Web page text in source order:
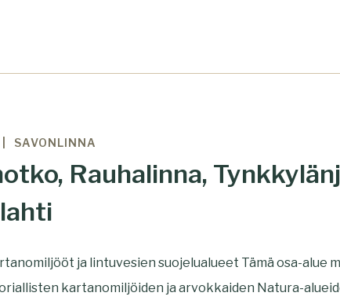
SAVONLINNA
Rauhalinna,
ja lintuvesien suojelualueet Tämä osa-alue
kartanomiljöiden ja arvokkaiden Natura-